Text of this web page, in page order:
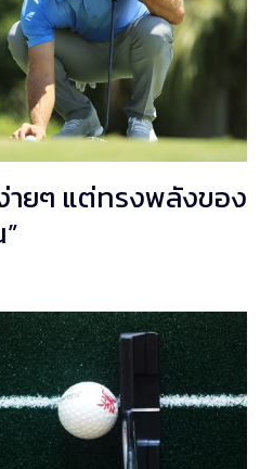
ยๆ แต่ทรงพลังของ